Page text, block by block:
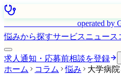
operated by
悩みから探すサービスニュース
求人通知・応募前相談を登録
ホーム
コラム 悩み
大学病